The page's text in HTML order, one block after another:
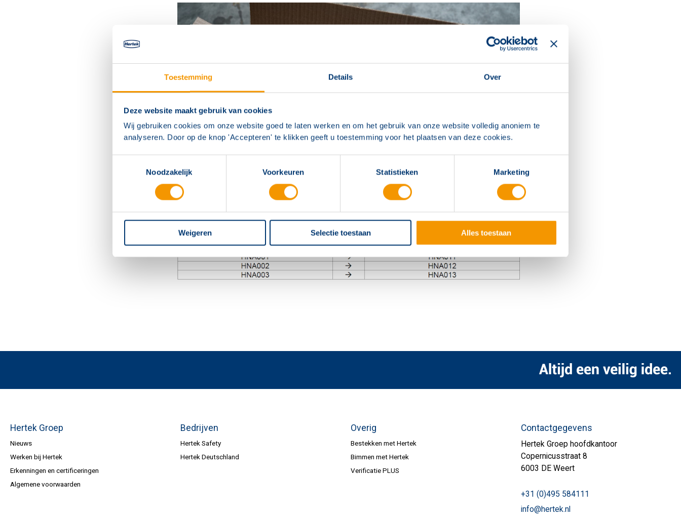
Toestemming Details Over
Deze website maakt gebruik van cookies
Wij gebruiken cookies om onze website goed te laten werken en om het gebruik van onze website volledig anoniem te
analyseren. Door op de knop 'Accepteren' te klikken geeft u toestemming voor het plaatsen van deze cookies.
Noodzakelijk
Voorkeuren Statistieken Marketing
Weigeren Selectie toestaan Alles toestaan
Hertek Groep
Nieuws
Werken bij Hertek
Erkenningen en certificeringen
Algemene voorwaarden
Bedrijven
Hertek Safety
Hertek Deutschland
Overig
Bestekken met Hertek
Bimmen met Hertek
Verificatie PLUS
Contactgegevens
Hertek Groep hoofdkantoor
Copernicusstraat 8
6003 DE Weert
+31 (0)495 584111
info@hertek.nl